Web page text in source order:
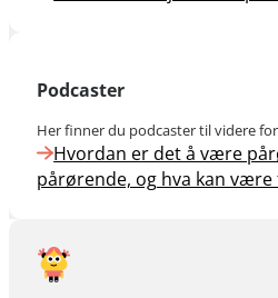
Podcaster
Her finner du podcaster til videre
Hvordan er det å være
pårørende, og hva kan være